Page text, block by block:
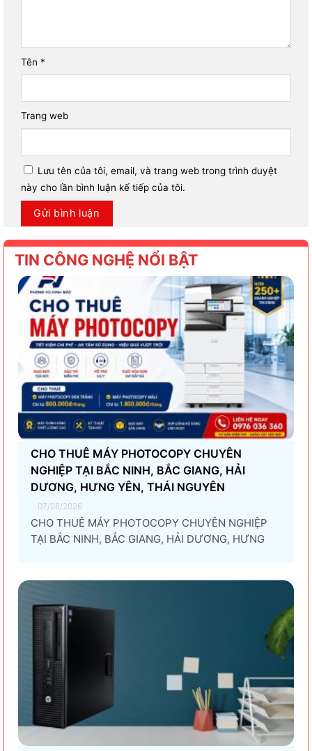
Tên *
Trang web
Lưu tên của tôi, email, và trang web trong trình duyệt
này cho lần bình luận kế tiếp của tôi.
TIN CÔNG NGHỆ NỔI BẬT
CHO THUÊ MÁY PHOTOCOPY CHUYÊN
NGHIỆP TẠI BẮC NINH, BẮC GIANG, HẢI
DƯƠNG, HƯNG YÊN, THÁI NGUYÊN
07/06/2026
CHO THUÊ MÁY PHOTOCOPY CHUYÊN NGHIỆP
TẠI BẮC NINH, BẮC GIANG, HẢI DƯƠNG, HƯNG
càng nhiều doanh nghiệp lựa chọn giải pháp...